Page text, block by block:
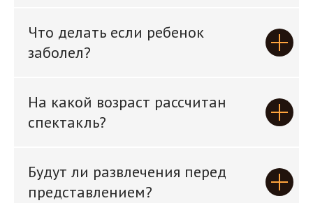
Что делать если ребенок
заболел?
На какой возраст рассчитан
спектакль?
Будут ли развлечения перед
представлением?